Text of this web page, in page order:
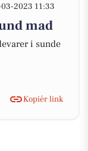
2023 11:33
mad
i sunde
Kopiér link